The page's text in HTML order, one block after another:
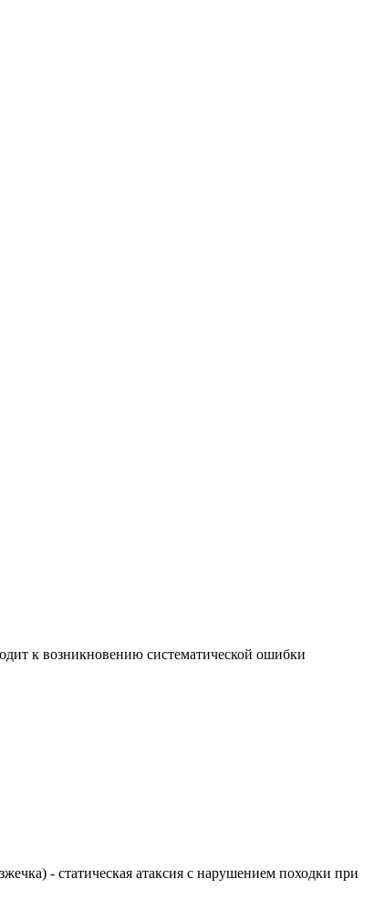
к возникновению систематической ошибки
- статическая атаксия с нарушением походки при